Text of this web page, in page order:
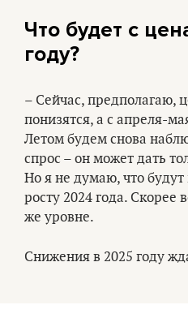
Что будет с
году?
– Сейчас, предполагаю,
понизятся, а с апреля-
Летом будем снова
спрос – он может дать
Но я не думаю, что
росту 2024 года. Скорее
же уровне.
Снижения в 2025 году